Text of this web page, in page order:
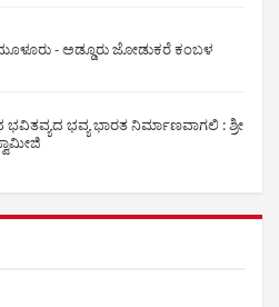
- ಅಡ್ಡೂರು ಜೋಡುಕರೆ ಕಂಬಳ
ಭವ್ಯ ಭಾರತ ನಿರ್ಮಾಣವಾಗಲಿ : ಶ್ರೀ